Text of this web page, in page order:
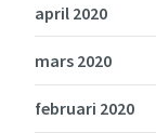
april 2020
mars 2020
februari 2020